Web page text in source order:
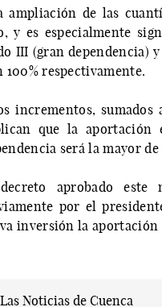
ampliación de las
y es especialmente
III (gran dependencia)
100% respectivamente.
incrementos,
que la aportación
será la mayor
aprobado este
por el
inversión la aportación